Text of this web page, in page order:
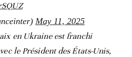
May 11, 2025
en Ukraine est franchi
le Président des États-Unis,